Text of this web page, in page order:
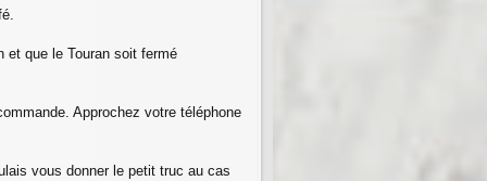
et que le Touran soit fermé
Approchez votre téléphone
vous donner le petit truc au cas